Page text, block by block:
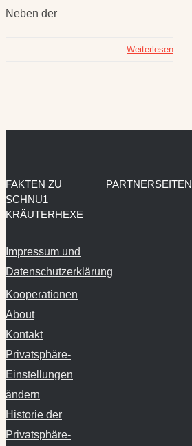
Neben der
Weiterlesen
FAKTEN ZU
SCHNU1 –
KRÄUTERHEXE
Impressum und
Datenschutzerklärung
Kooperationen
About
Kontakt
Privatsphäre-
Einstellungen
ändern
Historie der
Privatsphäre-
PARTNERSEITEN